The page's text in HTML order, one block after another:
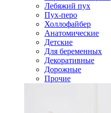
Лебяжий пух
Пух-перо
Холлофайбер
Анатомические
Детские
Для беременных
Декоративные
Дорожные
Прочие